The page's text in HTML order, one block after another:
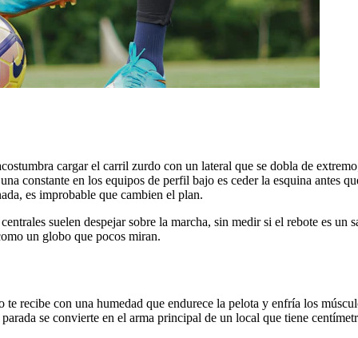
cargar el carril zurdo con un lateral que se dobla de
constante en los equipos de perfil bajo es ceder la esquina antes
es improbable que cambien el plan.
suelen despejar sobre la marcha, sin medir si el rebote es un
un globo que pocos miran.
recibe con una humedad que endurece la pelota y enfría los
se convierte en el arma principal de un local que tiene